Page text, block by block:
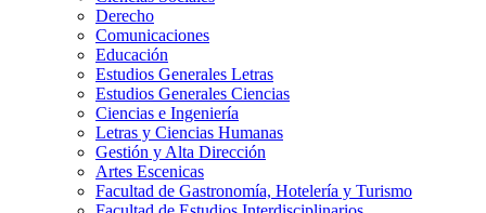
Derecho
Comunicaciones
Educación
Estudios Generales Letras
Estudios Generales Ciencias
Ciencias e Ingeniería
Letras y Ciencias Humanas
Gestión y Alta Dirección
Artes Escenicas
Facultad de Gastronomía, Hotelería y Turismo